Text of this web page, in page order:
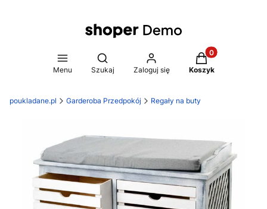
Menu
Otwórz wyszukiwarkę
Szukaj Zaloguj się
Produkty w
Koszyk
poukladane.pl Garderoba Przedpokój Regały na buty